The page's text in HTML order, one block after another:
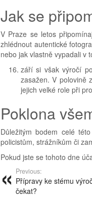
Jak se
V Praze se letos
zhlédnout autentické
nebo jak vlastně vypadali v
září si však výročí
zasažen. V polovině
jejich velké role při
Poklona
Důležitým bodem celé
policistům, strážníkům či
Pokud jste se tohoto dne
Previous:
Přípravy ke stému
čekat?